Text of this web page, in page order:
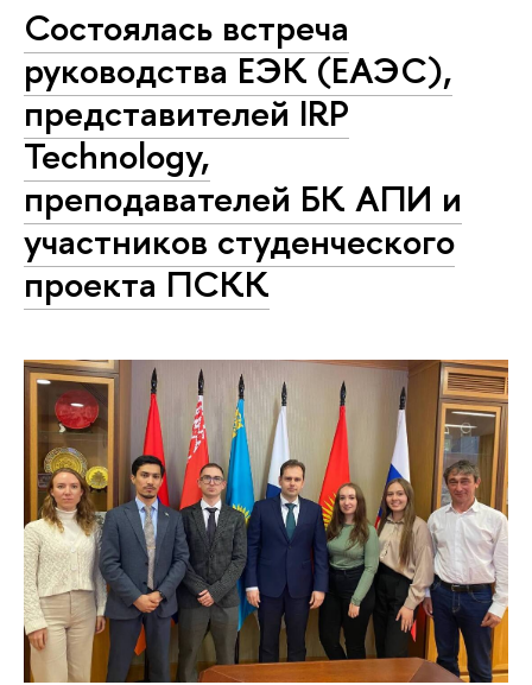
Состоялась встреча
руководства ЕЭК (ЕАЭС),
представителей IRP
Technology,
преподавателей БК АПИ и
участников студенческого
проекта ПСКК